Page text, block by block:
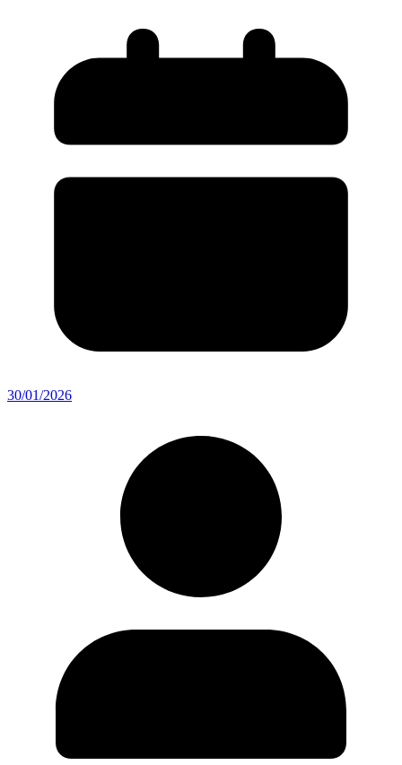
30/01/2026